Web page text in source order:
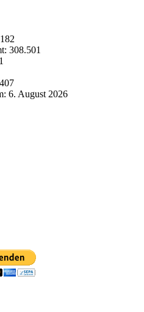
308.501
407
6. August 2026